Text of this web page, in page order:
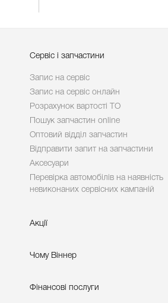
Сервіс і запчастини
Запис на сервіс
Запис на сервіс онлайн
Розрахунок вартості ТО
Пошук запчастин online
Оптовий відділ запчастин
Відправити запит на запчастини
Аксесуари
Перевірка автомобілів на наявність
невиконаних сервісних кампаній
Акції
Чому Віннер
Фінансові послуги